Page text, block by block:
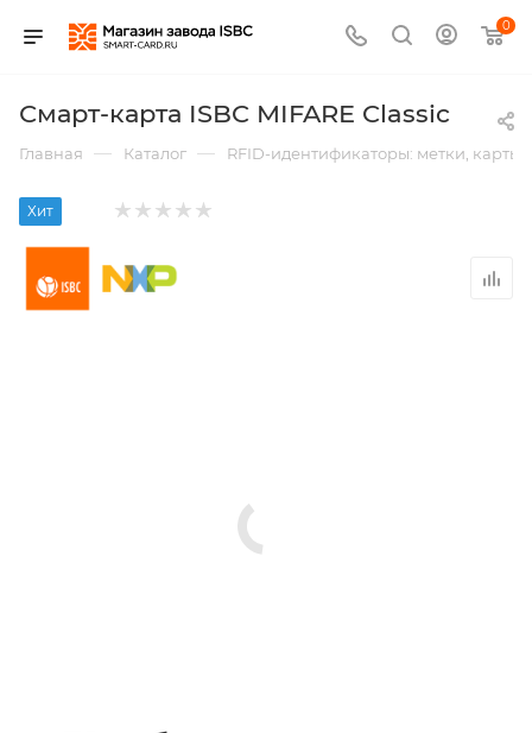
0
Смарт-карта ISBC MIFARE Classic
Главная — Каталог — RFID-идентификаторы: метки,
Хит